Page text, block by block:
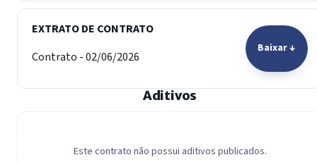
EXTRATO DE CONTRATO
Contrato - 02/06/2026
Baixar ↓
Aditivos
Este contrato não possui aditivos publicados.